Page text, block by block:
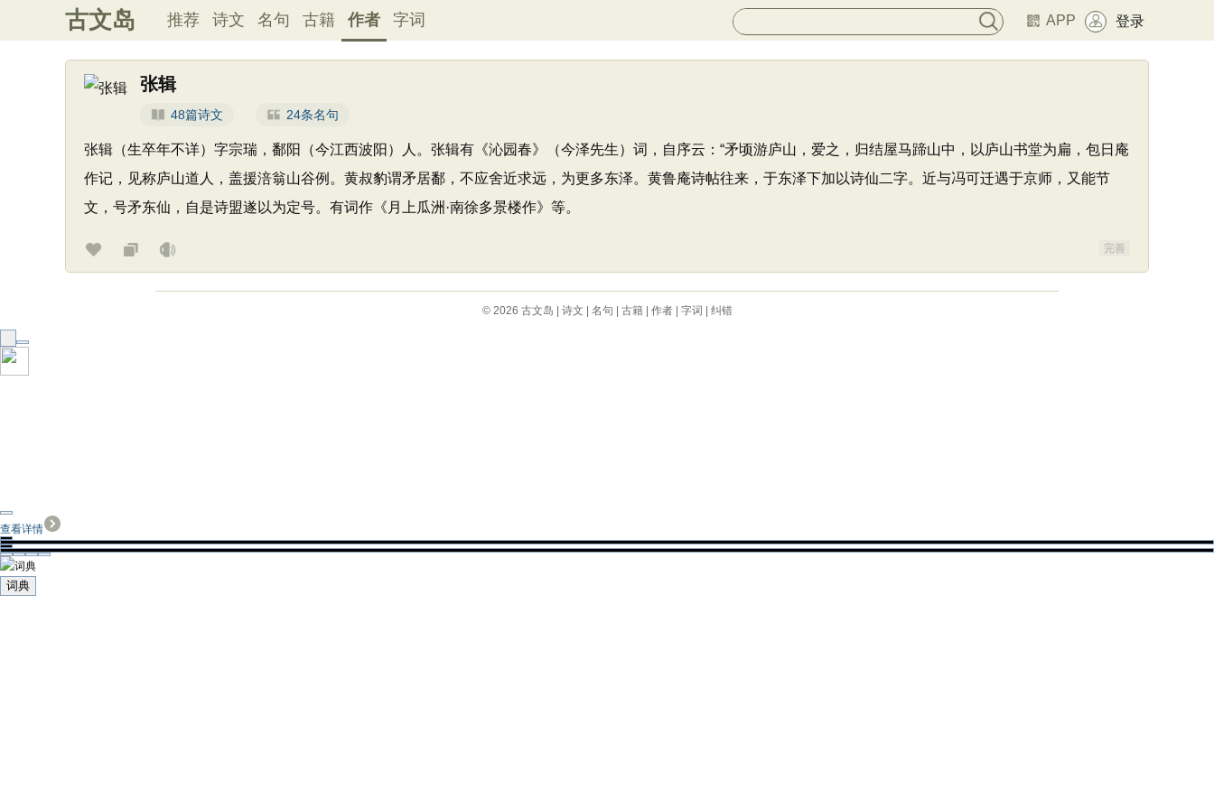
古文岛 推荐 诗文 名句 古籍 作者 字词 APP 登录
张辑
48篇诗文 24条名句
张辑（生卒年不详）字宗瑞，鄱阳（今江西波阳）人。张辑有《沁园春》（今泽先生）词，自序云：“矛顷游庐山，爱之，归结屋马蹄山中，以庐山书堂为扁，包日庵
作记，见称庐山道人，盖援涪翁山谷例。黄叔豹谓矛居鄱，不应舍近求远，为更多东泽。黄鲁庵诗帖往来，于东泽下加以诗仙二字。近与冯可迁遇于京师，又能节
文，号矛东仙，自是诗盟遂以为定号。有词作《月上瓜洲·南徐多景楼作》等。
完善
© 2026 古文岛 诗文 名句 古籍| 作者| 字词 纠错
查看详情
词典